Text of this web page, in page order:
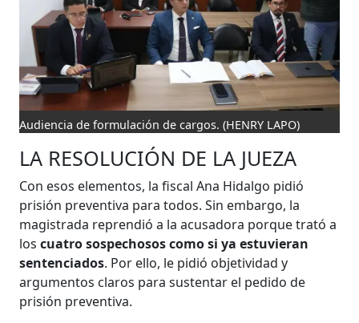
Audiencia de formulación de cargos.(HENRY LAPO)
LA RESOLUCIÓN DE LA JUEZA
Con esos elementos, la fiscal Ana Hidalgo pidió
prisión preventiva para todos. Sin embargo, la
magistrada reprendió a la acusadora porque trató a
loscuatro sospechosos como si ya estuvieran
sentenciados. Por ello, le pidió objetividad y
argumentos claros para sustentar el pedido de
prisión preventiva.